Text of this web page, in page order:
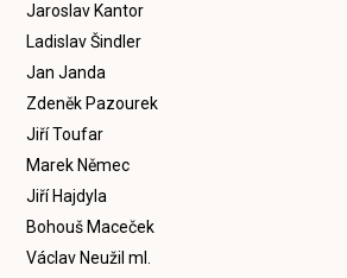
Jaroslav Kantor
Ladislav Šindler
Jan Janda
Zdeněk Pazourek
Jiří Toufar
Marek Němec
Jiří Hajdyla
Bohouš Maceček
Václav Neužil ml.